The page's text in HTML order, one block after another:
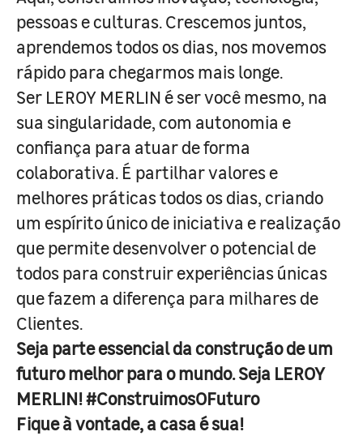
pessoas e culturas. Crescemos juntos,
aprendemos todos os dias, nos movemos
rápido para chegarmos mais longe.
Ser LEROY MERLIN é ser você mesmo, na
sua singularidade, com autonomia e
confiança para atuar de forma
colaborativa. É partilhar valores e
melhores práticas todos os dias, criando
um espírito único de iniciativa e realização
que permite desenvolver o potencial de
todos para construir experiências únicas
que fazem a diferença para milhares de
Clientes.
Seja parte essencial da construção de um
futuro melhor para o mundo. Seja LEROY
MERLIN! #ConstruimosOFuturo
Fique à vontade, a casa é sua!